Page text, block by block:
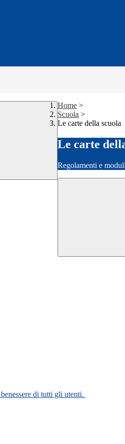
Home >
Scuola >
Le carte della scuola
Le carte
Regolamenti e
di tutti gli utenti.